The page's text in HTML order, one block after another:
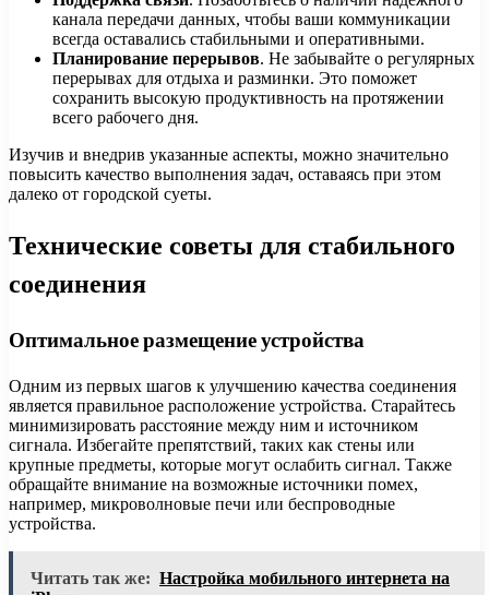
канала передачи данных, чтобы ваши коммуникации
всегда оставались стабильными и оперативными.
Планирование перерывов. Не забывайте о регулярных
перерывах для отдыха и разминки. Это поможет
сохранить высокую продуктивность на протяжении
всего рабочего дня.
Изучив и внедрив указанные аспекты, можно значительно
повысить качество выполнения задач, оставаясь при этом
далеко от городской суеты.
Технические советы для стабильного
соединения
Оптимальное размещение устройства
Одним из первых шагов к улучшению качества соединения
является правильное расположение устройства. Старайтесь
минимизировать расстояние между ним и источником
сигнала. Избегайте препятствий, таких как стены или
крупные предметы, которые могут ослабить сигнал. Также
обращайте внимание на возможные источники помех,
например, микроволновые печи или беспроводные
устройства.
Читать так же: Настройка мобильного интернета на